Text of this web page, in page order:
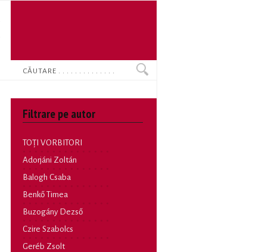
Search
Filtrare pe autor
TOȚI VORBITORI
Adorjáni Zoltán
Balogh Csaba
Benkő Timea
Buzogány Dezső
Czire Szabolcs
Geréb Zsolt